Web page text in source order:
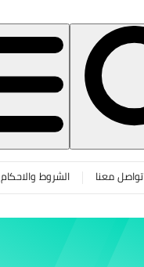
تواصل معنا الشروط والاحكام